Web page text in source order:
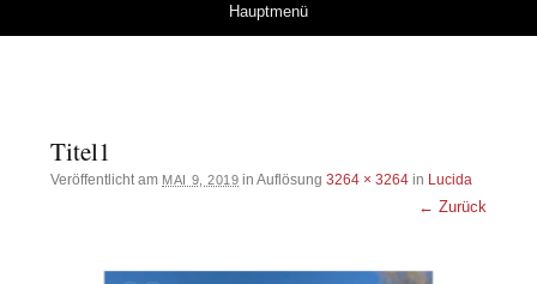
Hauptmenü
Titel1
Veröffentlicht am MAI 9, 2019 in Auflösung3264 × 3264 in Lucida
← Zurück